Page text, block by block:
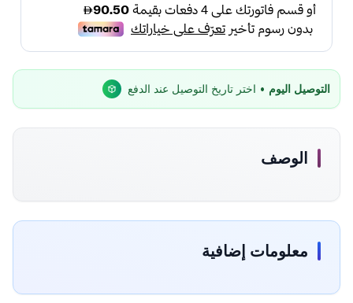
التوصيل اليوم • اختر تاريخ التوصيل عند الدفع
الوصف
معلومات إضافية